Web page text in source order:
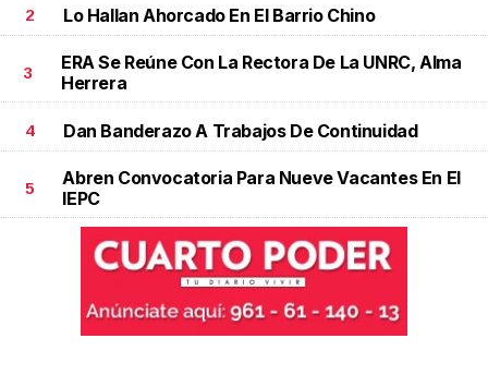
2 Lo Hallan Ahorcado En El Barrio Chino
3
ERA Se Reúne Con La Rectora De La UNRC, Alma
Herrera
4 Dan Banderazo A Trabajos De Continuidad
5
Abren Convocatoria Para Nueve Vacantes En El
IEPC